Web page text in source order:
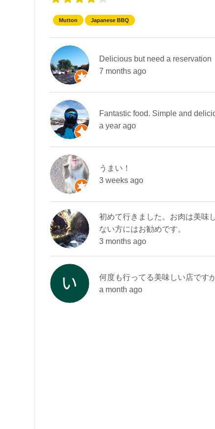
Mutton Japanese BBQ
Delicious but need a reservation
7 months ago
Fantastic food. Simple and
a year ago
うまい！
3 weeks ago
初めて行きました。お肉は美味
ない方にはお勧めです。
3 months ago
何度も行ってる美味しい店です
a month ago